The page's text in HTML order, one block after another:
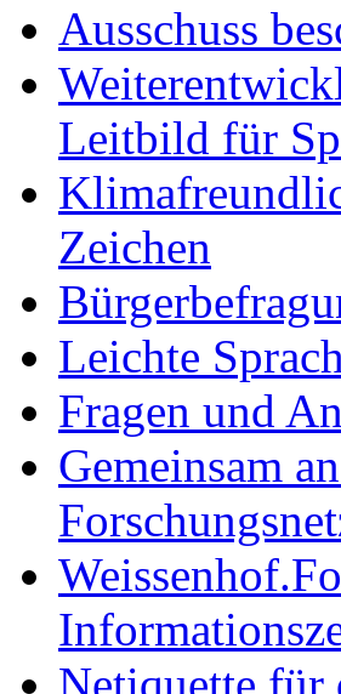
Ausschuss
Leitbild für
Zeichen
Leichte
Fragen und
Gemeinsam
Netiquette für